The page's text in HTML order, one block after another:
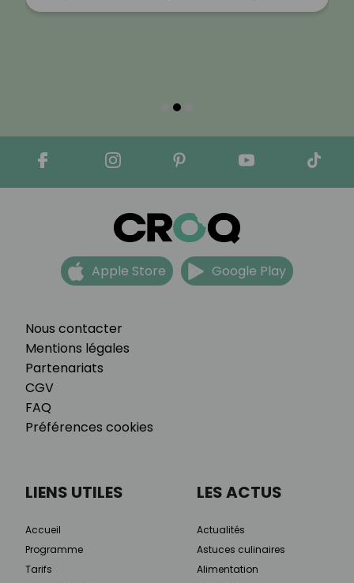
Nous contacter
Mentions légales
Partenariats
CGV
FAQ
Préférences cookies
Apple Store Google Play
LIENS UTILES
Accueil
Programme
Tarifs
LES ACTUS
Actualités
Astuces culinaires
Alimentation